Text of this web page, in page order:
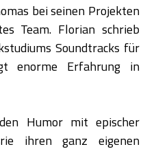
bei seinen Projekten
Team. Florian schrieb
Soundtracks für
enorme Erfahrung in
Humor mit epischer
ihren ganz eigenen